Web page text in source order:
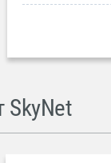
SkyNet